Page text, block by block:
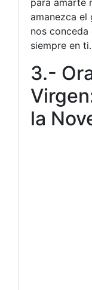
para amarte
amanezca el
nos conceda
siempre en
3.-
la